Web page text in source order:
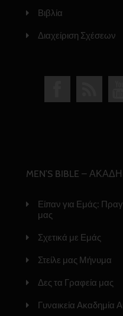
Βιβλία
Διαχείριση Σχέσεων
MEN’S BIBLE –
Είπαν για Εμάς:
μας
Σχετικά με Εμάς
Στείλε μας Μήνυμα
Δες τα Γραφεία μας
Γυναικεία Ακαδημία